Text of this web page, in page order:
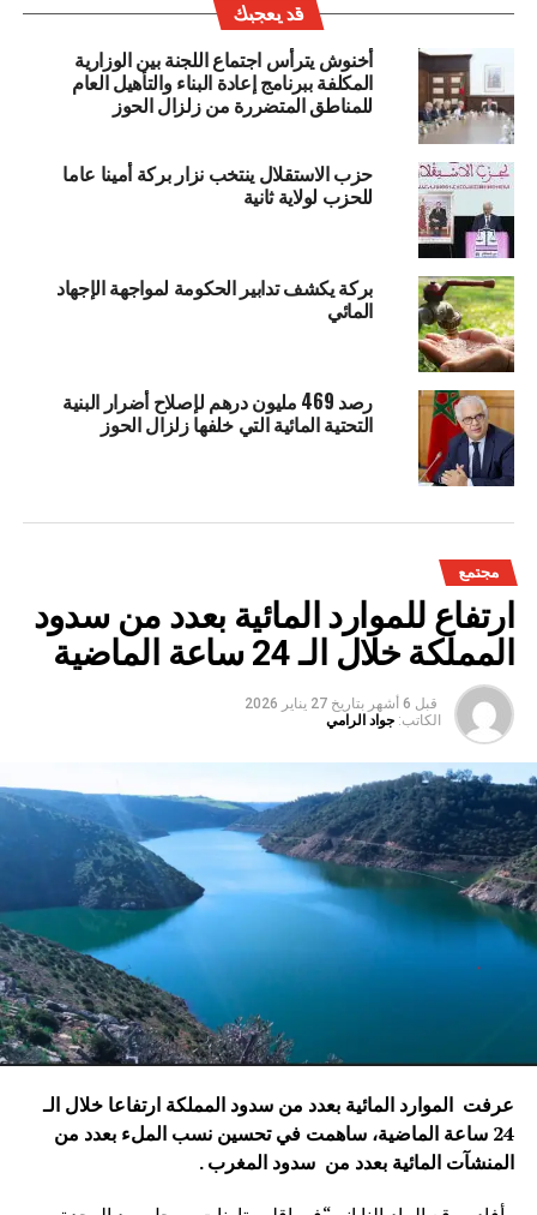
قد يعجبك
أخنوش يترأس اجتماع اللجنة بين الوزارية
المكلفة ببرنامج إعادة البناء والتأهيل العام
للمناطق المتضررة من زلزال الحوز
حزب الاستقلال ينتخب نزار بركة أمينا عاما
للحزب لولاية ثانية
بركة يكشف تدابير الحكومة لمواجهة الإجهاد
المائي
رصد 469 مليون درهم لإصلاح أضرار البنية
التحتية المائية التي خلفها زلزال الحوز
مجتمع
ارتفاع للموارد المائية بعدد من سدود
المملكة خلال الـ 24 ساعة الماضية
قبل 6 أشهر بتاريخ 27 يناير 2026
الكاتب: جواد الرامي
عرفت الموارد المائية بعدد من سدود المملكة ارتفاعا خلال الـ
24 ساعة الماضية، ساهمت في تحسين نسب الملء بعدد من
المنشآت المائية بعدد من سدود المغرب .